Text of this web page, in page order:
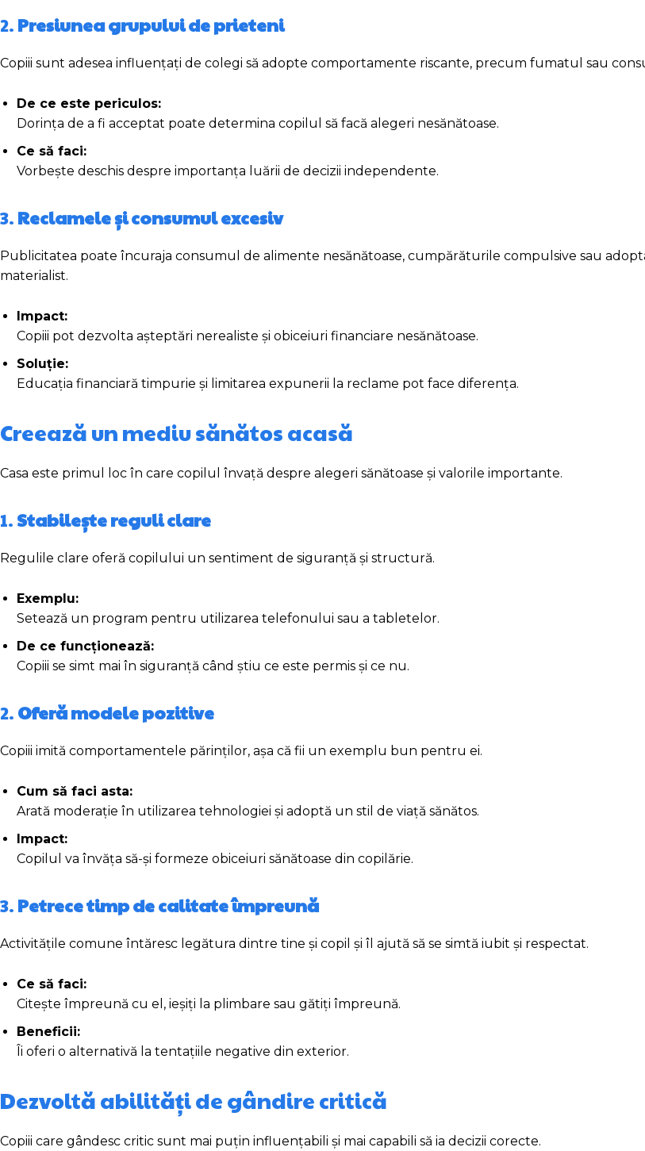
2. Presiunea grupului de prieteni
Copiii sunt adesea influențați de colegi să adopte comportamente riscante, precum fumatul sau
De ce este periculos:
Dorința de a fi acceptat poate determina copilul să facă alegeri nesănătoase.
Ce să faci:
Vorbește deschis despre importanța luării de decizii independente.
3. Reclamele și consumul excesiv
Publicitatea poate încuraja consumul de alimente nesănătoase, cumpărăturile compulsive sau
materialist.
Impact:
Copiii pot dezvolta așteptări nerealiste și obiceiuri financiare nesănătoase.
Soluție:
Educația financiară timpurie și limitarea expunerii la reclame pot face diferența.
Creează un mediu sănătos acasă
Casa este primul loc în care copilul învață despre alegeri sănătoase și valorile importante.
1. Stabilește reguli clare
Regulile clare oferă copilului un sentiment de siguranță și structură.
Exemplu:
Setează un program pentru utilizarea telefonului sau a tabletelor.
De ce funcționează:
Copiii se simt mai în siguranță când știu ce este permis și ce nu.
2. Oferă modele pozitive
Copiii imită comportamentele părinților, așa că fii un exemplu bun pentru ei.
Cum să faci asta:
Arată moderație în utilizarea tehnologiei și adoptă un stil de viață sănătos.
Impact:
Copilul va învăța să-și formeze obiceiuri sănătoase din copilărie.
3. Petrece timp de calitate împreună
Activitățile comune întăresc legătura dintre tine și copil și îl ajută să se simtă iubit și respectat.
Ce să faci:
Citește împreună cu el, ieșiți la plimbare sau gătiți împreună.
Beneficii:
Îi oferi o alternativă la tentațiile negative din exterior.
Dezvoltă abilități de gândire critică
Copiii care gândesc critic sunt mai puțin influențabili și mai capabili să ia decizii corecte.